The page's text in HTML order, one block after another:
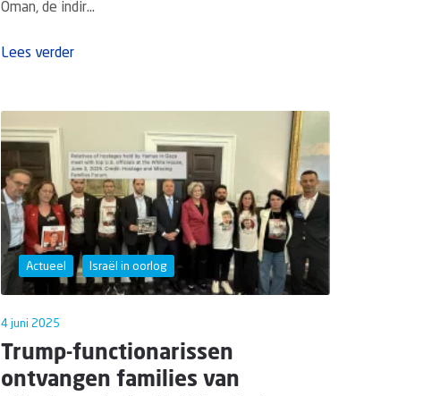
Oman, de indir...
Lees verder
Actueel Israël in oorlog
4 juni 2025
Trump-functionarissen
ontvangen families van